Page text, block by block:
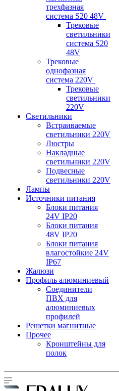
трехфазная
система S20 48V
Трековые
светильники
система S20
48V
Трековые
однофазная
система 220V
Трековые
светильники
220V
Светильники
Встраиваемые
светильники 220V
Люстры
Накладные
светильники 220V
Подвесные
светильники 220V
Лампы
Источники питания
Блоки питания
24V IP20
Блоки питания
48V IP20
Блоки питания
влагостойкие 24V
IP67
Жалюзи
Профиль алюминиевый
Соединители
ПВХ для
алюминиевых
профилей
Решетки магнитные
Прочее
Кронштейны для
полок